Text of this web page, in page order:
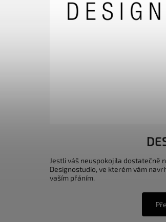
Jestli váš neuspokojila dostatečně
Designostudio, ve kterém vám
vaším přáním.